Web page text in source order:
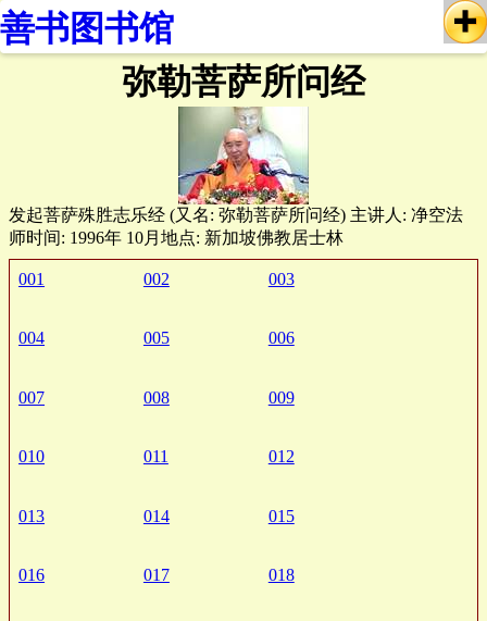
善书图书馆
弥勒菩萨所问经
发起菩萨殊胜志乐经 (又名: 弥勒菩萨所问经) 主讲人: 净空法
师时间: 1996年 10月地点: 新加坡佛教居士林
001 002 003
004 005 006
007 008 009
010 011 012
013 014 015
016 017 018